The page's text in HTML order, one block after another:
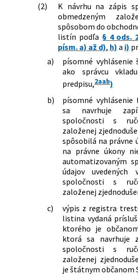
(2)
K návrhu na zápis
obmedzeným
spôsobom do
listín podľa § 4 ods.
písm. a) až d), h) a i)
a)
písomné
ako správcu
predpisu,2aab)
b)
písomné
sa navrhuje
spoločnosti s
založenej
spôsobilá na právne
na právne úkony
automatizovaným
údajov
spoločnosti s
založenej
c)
výpis z registra
listina vydaná
ktorého je
ktorá sa navrhuje
spoločnosti s
založenej
je štátnym občanom